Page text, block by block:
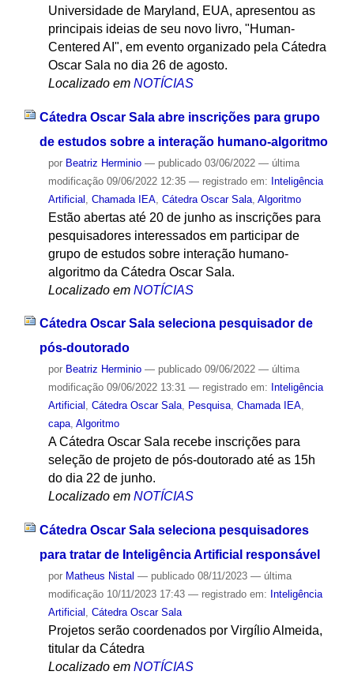
Universidade de Maryland, EUA, apresentou as
principais ideias de seu novo livro, "Human-
Centered AI", em evento organizado pela Cátedra
Oscar Sala no dia 26 de agosto.
Localizado em NOTÍCIAS
Cátedra Oscar Sala abre inscrições para grupo
de estudos sobre a interação humano-algoritmo
por Beatriz Herminio — publicado03/06/2022 — última
modificação09/06/2022 12:35 — registrado em: Inteligência
Artificial Chamada IEA, Cátedra Oscar Sala, Algoritmo
Estão abertas até 20 de junho as inscrições para
pesquisadores interessados em participar de
grupo de estudos sobre interação humano-
algoritmo da Cátedra Oscar Sala.
Localizado em NOTÍCIAS
Cátedra Oscar Sala seleciona pesquisador de
pós-doutorado
por Beatriz Herminio — publicado09/06/2022 — última
modificação09/06/2022 13:31 — registrado em: Inteligência
Artificial , Cátedra Oscar Sala, Pesquisa, Chamada IEA,
capa, Algoritmo
A Cátedra Oscar Sala recebe inscrições para
seleção de projeto de pós-doutorado até as 15h
do dia 22 de junho.
Localizado em NOTÍCIAS
Cátedra Oscar Sala seleciona pesquisadores
para tratar de Inteligência Artificial responsável
por Matheus Nistal — publicado08/11/2023 — última
modificação10/11/2023 17:43 — registrado em: Inteligência
Artificial , Cátedra Oscar Sala
Projetos serão coordenados por Virgílio Almeida,
titular da Cátedra
Localizado em NOTÍCIAS